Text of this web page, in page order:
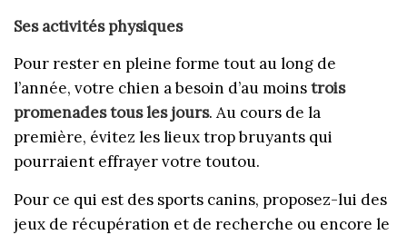
Ses activités physiques
Pour rester en pleine forme tout au long de
l’année, votre chien a besoin d’au moinstrois
promenades tous les jours. Au cours de la
première, évitez les lieux trop bruyants qui
pourraient effrayer votre toutou.
Pour ce qui est des sports canins, proposez-lui des
jeux de récupération et de recherche ou encore le